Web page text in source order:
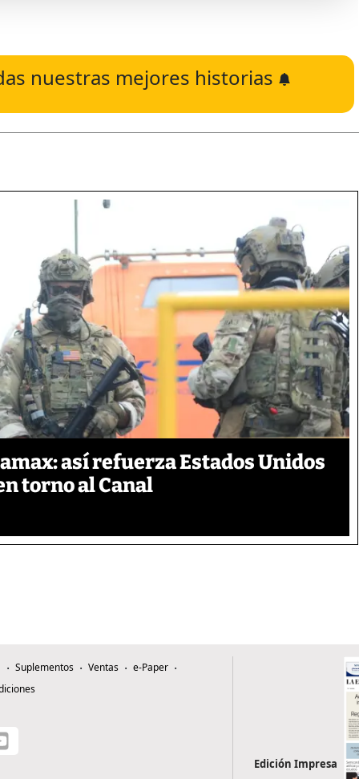
nuestras mejores historias
así refuerza Estados Unidos
torno al Canal
Suplementos Ventas
e-Paper
Edición Impresa